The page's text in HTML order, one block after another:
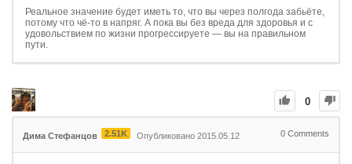
Реальное значение будет иметь то, что вы через полгода забьёте,
потому что чё-то в напряг. А пока вы без вреда для здоровья и с
удовольствием по жизни прогрессируете — вы на правильном
пути.
0
Дима Стефанцов 2.51K Опубликовано 2015.05.12 0 Comments